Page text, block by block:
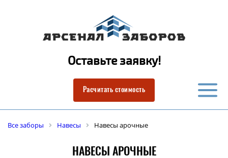
Оставьте заявку!
Расчитать стоимость
Все заборы Навесы Навесы арочные
НАВЕСЫ АРОЧНЫЕ